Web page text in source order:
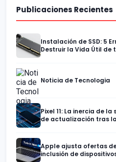
Publicaciones Recientes
Instalación de SSD: 5
Destruir la Vida Útil de
Noticia de Tecnologia
Pixel 11: La inercia de
de actualización tras
Apple ajusta ofertas
inclusión de